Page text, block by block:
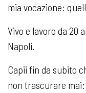
mia vocazione:
Vivo e lavoro da 20
Napoli.
Capii fin da subito
non trascurare